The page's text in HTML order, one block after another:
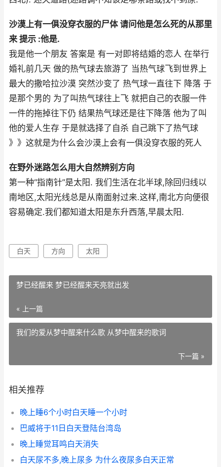
沙漠上有一俱没穿衣服的尸体 请问他是怎么死的从那里
来 提示 :他是.
我是他一个朋友 答案是 有一对即将结婚的恋人 在举行
婚礼前几天 做的热气球去旅游了 当热气球飞到世界上
最大的撒哈拉沙漠 突然沙变了 热气球一直往下 降落 于
是那个男的 为了叫热气球往上飞 就把自己的衣服一件
一件的拖掉往下仍 结果热气球还是往下降落 他为了叫
他的爱人生存 于是就选择了自杀 自己跳下了热气球
》》这就是为什么会沙漠上会有一俱没穿衣服的死人
在野外迷路怎么用大自然辨别方向
第一种“指南针”是太阳. 我们生活在北半球,除回归线以
南地区,太阳光线总是从南面射过来.这样,南北方向便很
容易确定.我们都知道太阳是东升西落,早晨太阳.
白天 方向 太阳
梦已经醒来 梦已经醒来天亮就出发
« 上一篇
我们的爱从梦中醒来什么歌 从梦中醒来的歌词
下一篇 »
相关推荐
晚上睡6个小时白天睡一个小时
巴威将于11日白天登陆台湾岛
晚上睡觉耳鸣白天消失
白天尿不多,晚上尿多 为什么夜尿多白天正常